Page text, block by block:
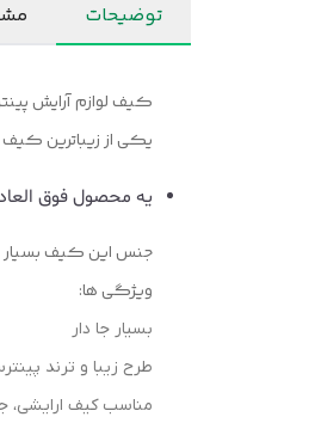
توضیحات
کیف لوازم آرایش
یکی از زیباترین
یه محصول فوق
جنس این کیف بسیار
ویژگی ها:
بسیار جا دار
طرح زیبا و ترند
مناسب کیف ارایشی،